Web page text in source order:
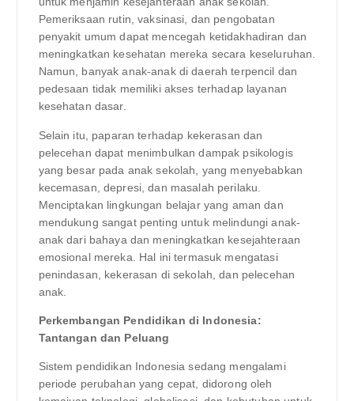
Pemeriksaan rutin, vaksinasi, dan pengobatan
penyakit umum dapat mencegah ketidakhadiran dan
meningkatkan kesehatan mereka secara keseluruhan.
Namun, banyak anak-anak di daerah terpencil dan
pedesaan tidak memiliki akses terhadap layanan
kesehatan dasar.
Selain itu, paparan terhadap kekerasan dan
pelecehan dapat menimbulkan dampak psikologis
yang besar pada anak sekolah, yang menyebabkan
kecemasan, depresi, dan masalah perilaku.
Menciptakan lingkungan belajar yang aman dan
mendukung sangat penting untuk melindungi anak-
anak dari bahaya dan meningkatkan kesejahteraan
emosional mereka. Hal ini termasuk mengatasi
penindasan, kekerasan di sekolah, dan pelecehan
anak.
Perkembangan Pendidikan di Indonesia:
Tantangan dan Peluang
Sistem pendidikan Indonesia sedang mengalami
periode perubahan yang cepat, didorong oleh